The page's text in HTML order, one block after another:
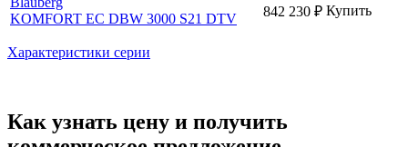
KOMFORT EC DBW 3000 S21 DTV
842 230 ₽ Купить
Характеристики серии
Как узнать цену и получить